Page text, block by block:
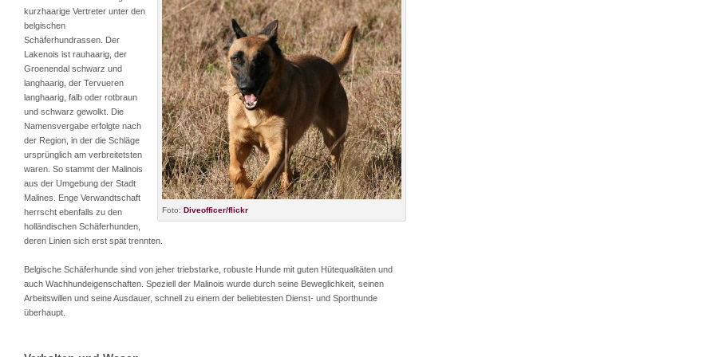
Foto: Diveofficer/flickr
kurzhaarige Vertreter unter den
belgischen
Schäferhundrassen. Der
Lakenois ist rauhaarig, der
Groenendal schwarz und
langhaarig, der Tervueren
langhaarig, falb oder rotbraun
und schwarz gewolkt. Die
Namensvergabe erfolgte nach
der Region, in der die Schläge
ursprünglich am verbreitetsten
waren. So stammt der Malinois
aus der Umgebung der Stadt
Malines. Enge Verwandtschaft
herrscht ebenfalls zu den
holländischen Schäferhunden,
deren Linien sich erst spät trennten.
Belgische Schäferhunde sind von jeher triebstarke, robuste Hunde mit guten Hütequalitäten und
auch Wachhundeigenschaften. Speziell der Malinois wurde durch seine Beweglichkeit, seinen
Arbeitswillen und seine Ausdauer, schnell zu einem der beliebtesten Dienst- und Sporthunde
überhaupt.